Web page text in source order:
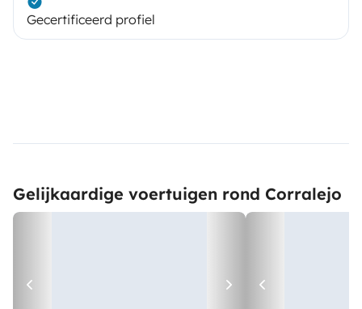
Gecertificeerd profiel
Gelijkaardige voertuigen rond Corralejo